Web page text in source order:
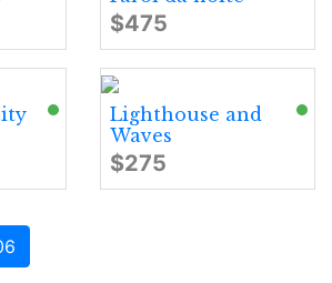
$475
Lighthouse and
Waves
$275